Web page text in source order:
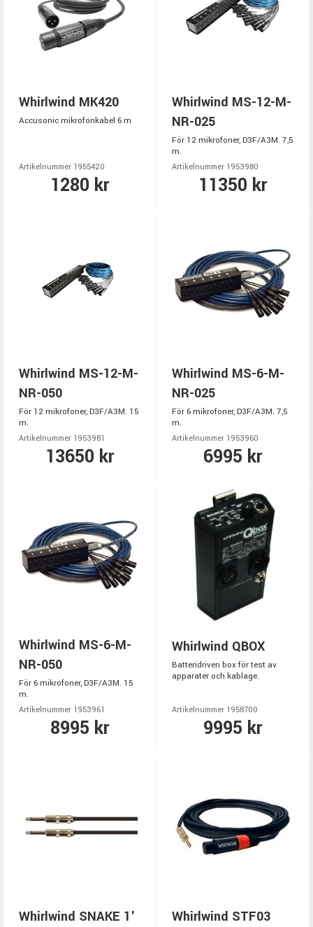
Whirlwind MK420
Accusonic mikrofonkabel 6 m
Artikelnummer 1955420
1280 kr
Whirlwind MS-12-M-
NR-025
För 12 mikrofoner, D3F/A3M. 7,5
m.
Artikelnummer 1953980
11350 kr
Whirlwind MS-12-M-
NR-050
För 12 mikrofoner, D3F/A3M. 15
m.
Artikelnummer 1953981
13650 kr
Whirlwind MS-6-M-
NR-025
För 6 mikrofoner, D3F/A3M. 7,5
m.
Artikelnummer 1953960
6995 kr
Whirlwind MS-6-M-
NR-050
För 6 mikrofoner, D3F/A3M. 15
m.
Artikelnummer 1953961
8995 kr
Whirlwind QBOX
Batteridriven box för test av
apparater och kablage.
Artikelnummer 1958700
9995 kr
Whirlwind SNAKE 1' Whirlwind STF03